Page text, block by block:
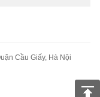
Cầu Giấy, Hà Nội